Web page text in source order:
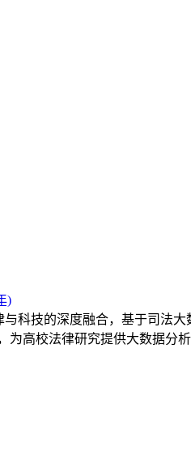
)
与科技的深度融合，基于司法
为高校法律研究提供大数据分